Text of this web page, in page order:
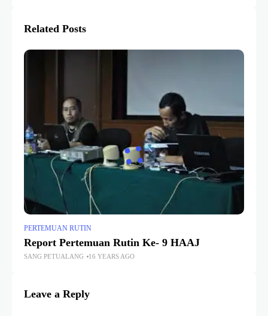
Related Posts
PERTEMUAN RUTIN
Report Pertemuan Rutin Ke- 9 HAAJ
SANG PETUALANG 16 YEARS AGO
Leave a Reply